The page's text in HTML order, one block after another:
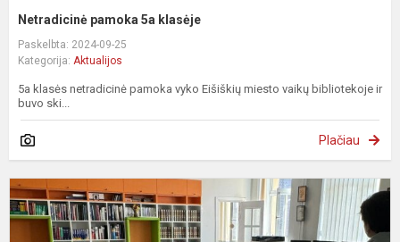
Netradicinė pamoka 5a klasėje
Paskelbta: 2024-09-25
Kategorija: Aktualijos
5a klasės netradicinė pamoka vyko Eišiškių miesto vaikų bibliotekoje ir
buvo ski...
Plačiau